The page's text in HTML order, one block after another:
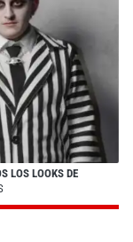
LOS LOOKS DE